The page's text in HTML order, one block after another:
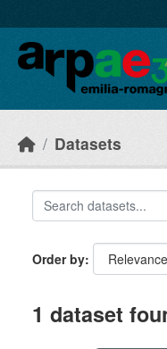
Datasets
Order by
1 dataset